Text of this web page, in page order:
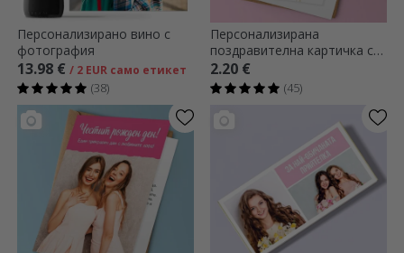
Персонализирано вино с
фотография
13.98 € / 2 EUR само етикет
(38)
Персонализирана
поздравителна картичка с
снимка и текст -
Елегантност
2.20 €
(45)